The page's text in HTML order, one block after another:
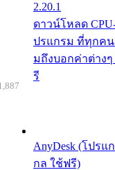
2.20.1
ดาวน์โหลด
ปรแกรม ที่ทุกคน
มถึงบอกค่าต่าง
รี
AnyDesk (โปร
กล ใช้ฟรี)